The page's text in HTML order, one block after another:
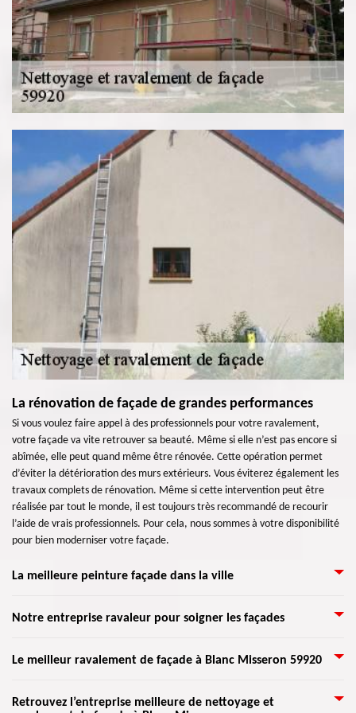
La rénovation de façade de grandes performances
Si vous voulez faire appel à des professionnels pour votre ravalement,
votre façade va vite retrouver sa beauté. Même si elle n’est pas encore si
abîmée, elle peut quand même être rénovée. Cette opération permet
d’éviter la détérioration des murs extérieurs. Vous éviterez également les
travaux complets de rénovation. Même si cette intervention peut être
réalisée par tout le monde, il est toujours très recommandé de recourir
l’aide de vrais professionnels. Pour cela, nous sommes à votre disponibilité
pour bien moderniser votre façade.
La meilleure peinture façade dans la ville
Il y a différents moyens de peindre la façade d’une maison. Mais il ne faut
ville Blanc Misseron. Parmi les types de peinture, on distingue : résine
Nos artisans formés sont en mesure de réaliser toute sorte de peinture
Notre entreprise ravaleur pour soigner les façades
Nos artisans sont en mesure de bien s’occuper de tous types de façade. Ils
dans 59920. Artisan Lemoine 59 est expérimenté dans la rénovation de
Le meilleur ravalement de façade à Blanc Misseron 59920
Une raison de penser à l'entretien des façades est de permettre de vérifier
Retrouvez l’entreprise meilleure de nettoyage et